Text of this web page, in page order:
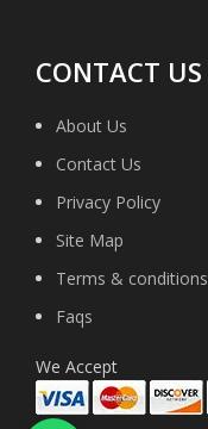
CONTACT US
About Us
Contact Us
Privacy Policy
Site Map
Terms & conditions
Faqs
We Accept